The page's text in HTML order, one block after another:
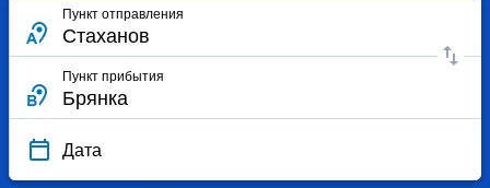
Пункт отправления
Пункт прибытия
Дата